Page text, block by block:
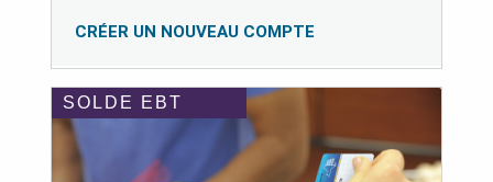
CRÉER UN NOUVEAU COMPTE
SOLDE EBT